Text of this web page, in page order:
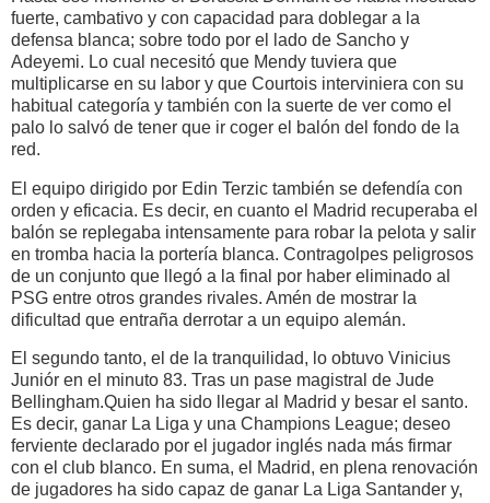
fuerte, cambativo y con capacidad para doblegar a la
defensa blanca; sobre todo por el lado de Sancho y
Adeyemi. Lo cual necesitó que Mendy tuviera que
multiplicarse en su labor y que Courtois interviniera con su
habitual categoría y también con la suerte de ver como el
palo lo salvó de tener que ir coger el balón del fondo de la
red.
El equipo dirigido por Edin Terzic también se defendía con
orden y eficacia. Es decir, en cuanto el Madrid recuperaba el
balón se replegaba intensamente para robar la pelota y salir
en tromba hacia la portería blanca. Contragolpes peligrosos
de un conjunto que llegó a la final por haber eliminado al
PSG entre otros grandes rivales. Amén de mostrar la
dificultad que entraña derrotar a un equipo alemán.
El segundo tanto, el de la tranquilidad, lo obtuvo Vinicius
Juniór en el minuto 83. Tras un pase magistral de Jude
Bellingham.Quien ha sido llegar al Madrid y besar el santo.
Es decir, ganar La Liga y una Champions League; deseo
ferviente declarado por el jugador inglés nada más firmar
con el club blanco. En suma, el Madrid, en plena renovación
de jugadores ha sido capaz de ganar La Liga Santander y,